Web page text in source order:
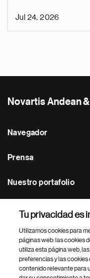
Jul 24, 2026
Novartis Andean
Navegador
Prensa
Nuestro portafolio
Footer Site Search
Tu privacidad es
Utilizamos cookies para
páginas web: las cookies
utiliza esta página web,
preferencias y las
contenido relevante para